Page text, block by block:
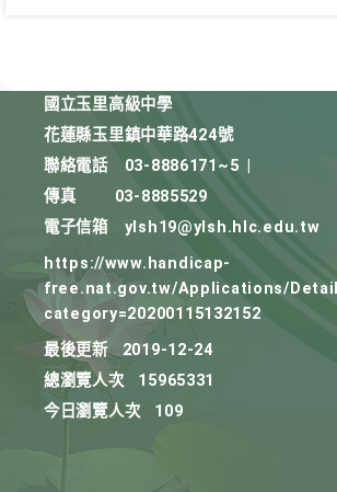
國立玉里高級中學
花蓮縣玉里鎮中華路424號
聯絡電話
03-8886171~5
傳真
03-8885529
電子信箱
ylsh19@ylsh.hlc.edu.tw
https://www.handicap-
free.nat.gov.tw/Applications/
category=20200115132152
最後更新
2019-12-24
總瀏覽人次
15965331
今日瀏覽人次
109